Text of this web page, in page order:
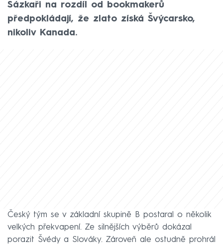
Sázkaři na rozdíl od bookmakerů
předpokládají, že zlato získá Švýcarsko,
nikoliv Kanada.
Český tým se v základní skupině B postaral o několik
velkých překvapení. Ze silnějších výběrů dokázal
porazit Švédy a Slováky. Zároveň ale ostudně prohrál